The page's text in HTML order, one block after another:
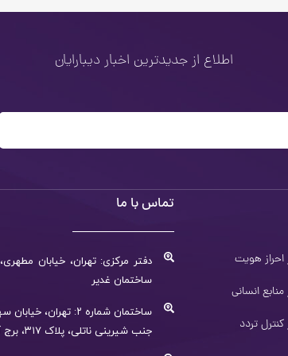
اطلاع از جدیدترین اخبار دیبارایان
هویت
انسانی
تردد
تماس با ما
ساختمان غدیر
ساختمان شماره ۲:
جنب شیرینی ناتلی، پلاک ۳۱۷، برج آسمان، طبقه همکف